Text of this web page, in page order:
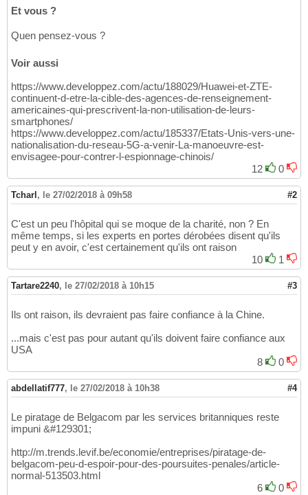
Et vous ?
Quen pensez-vous ?
Voir aussi
https://www.developpez.com/actu/188029/Huawei-et-ZTE-
continuent-d-etre-la-cible-des-agences-de-renseignement-
americaines-qui-prescrivent-la-non-utilisation-de-leurs-
smartphones/
https://www.developpez.com/actu/185337/Etats-Unis-vers-une-
nationalisation-du-reseau-5G-a-venir-La-manoeuvre-est-
envisagee-pour-contrer-l-espionnage-chinois/
12
0
Tcharl , le 27/02/2018 à 09h58 #2
C'est un peu l'hôpital qui se moque de la charité, non ? En
même temps, si les experts en portes dérobées disent qu'ils
peut y en avoir, c'est certainement qu'ils ont raison
10
1
Tartare2240, le 27/02/2018 à 10h15 #3
Ils ont raison, ils devraient pas faire confiance à la Chine.
...mais c'est pas pour autant qu'ils doivent faire confiance aux
USA
8
0
abdellatif777, le 27/02/2018 à 10h38 #4
Le piratage de Belgacom par les services britanniques reste
impuni &#129301;
http://m.trends.levif.be/economie/entreprises/piratage-de-
belgacom-peu-d-espoir-pour-des-poursuites-penales/article-
normal-513503.html
6
0